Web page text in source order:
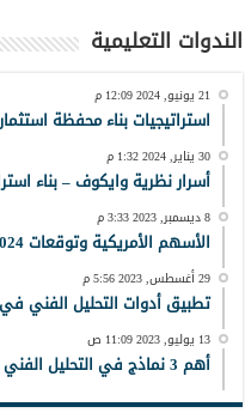
الندوات التعليمية
21 يونيو, 2024 12:09 م
استراتيجيات بناء محفظة
30 يناير, 2024 1:32 م
أسرار نظرية وايكوف – بناء
8 ديسمبر, 2023 3:33 م
الأسهم الأمريكية وتوقعات 2024 – استراتيجيات وفرص أهم 5 أسهم
29 أغسطس, 2023 5:56 م
تطبيق أدوات التحليل الفني في
13 يوليو, 2023 11:09 ص
أهم 3 نماذج في التحليل الفني